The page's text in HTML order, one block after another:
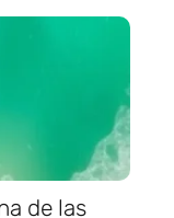
de las